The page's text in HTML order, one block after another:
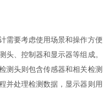
要考虑使用场景和操作方便
头、控制器和显示器等组成。
测头则包含传感器和相关检测
并处理检测数据，显示器则用